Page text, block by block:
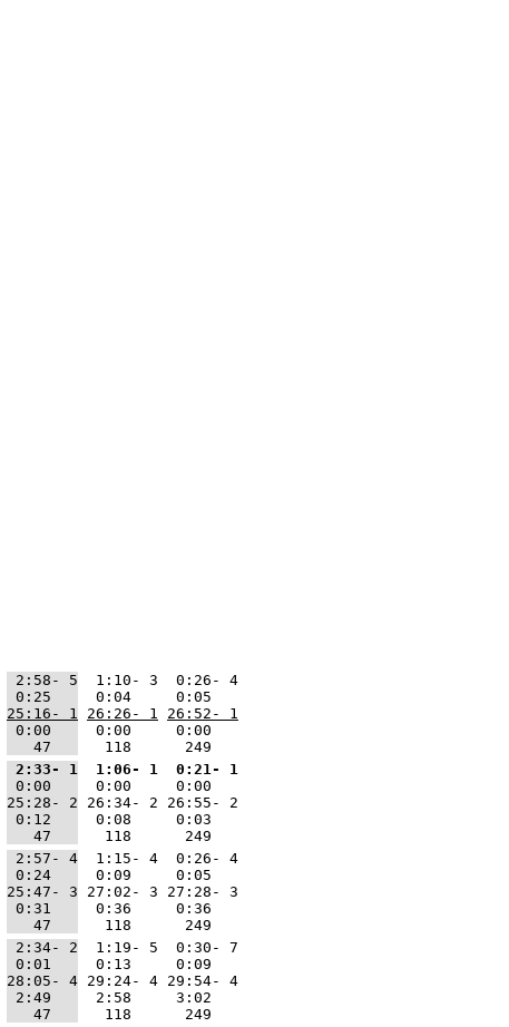
2:58- 5
  1:10- 3  0:26- 4
0:25
  0:04     0:05
25:16- 1 26:26- 1
26:52- 1
0:00
  0:00     0:00
   47
   118      249
2:33- 1 1:06- 1
0:21- 1
0:00
  0:00     0:00
25:28- 2 26:34- 2 26:55- 2
0:12
  0:08     0:03
   47
   118      249
2:57- 4
  1:15- 4  0:26- 4
0:24
  0:09     0:05
25:47- 3 27:02- 3 27:28- 3
0:31
  0:36     0:36
   47
   118      249
2:34- 2
  1:19- 5  0:30- 7
0:01
  0:13     0:09
28:05- 4 29:24- 4 29:54- 4
2:49
  2:58     3:02
   47
   118      249